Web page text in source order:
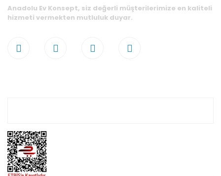
Anadolu Ev Konsept, siz değerli müşterilerimize en kaliteli
hizmeti vermekten mutluluk duyar.